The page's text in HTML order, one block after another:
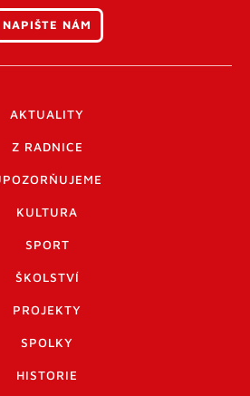
NAPIŠTE NÁM
AKTUALITY
Z RADNICE
KULTURA
SPORT
ŠKOLSTVÍ
PROJEKTY
SPOLKY
HISTORIE